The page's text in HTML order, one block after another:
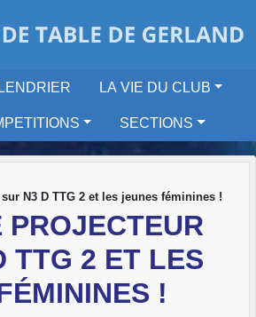
LA VIE DU CLUB
SECTIONS
N3 D TTG 2 et les jeunes féminines !
PROJECTEUR
TTG 2 ET LES
!
cookies